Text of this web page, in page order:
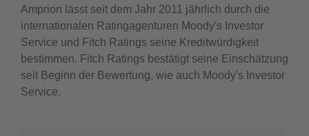
Amprion lässt seit dem Jahr 2011 jährlich durch die
internationalen Ratingagenturen Moody's Investor
Service und Fitch Ratings seine Kreditwürdigkeit
bestimmen. Fitch Ratings bestätigt seine Einschätzung
seit Beginn der Bewertung, wie auch Moody's Investor
Service.